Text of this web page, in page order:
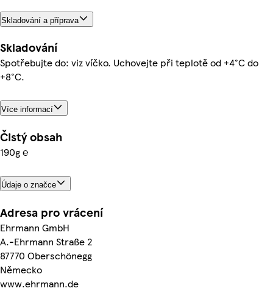
Skladování a příprava
Skladování
Spotřebujte do: viz víčko. Uchovejte při teplotě od +4°C do
+8°C.
Více informací
Čistý obsah
190g ℮
Údaje o značce
Adresa pro vrácení
Ehrmann GmbH
A.-Ehrmann Straße 2
87770 Oberschönegg
Německo
www.ehrmann.de